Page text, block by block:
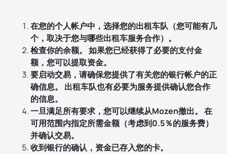
在您的个人帐户中，选择您的出租车队（您可能有几
个，取决于您与哪些出租车服务合作）。
检查你的余额。 如果您已经获得了必要的支付金
额，您可以提取资金。
要启动交易，请确保您提供了有关您的银行帐户的正
确信息。 出租车队也有必要为服务提供确认您合作
的信息。
一旦满足所有要求，您可以继续从Mozen撤出。 在
可用范围内指定所需金额（考虑到0.5％的服务费）
并确认交易。
收到银行的确认，资金已存入您的卡。